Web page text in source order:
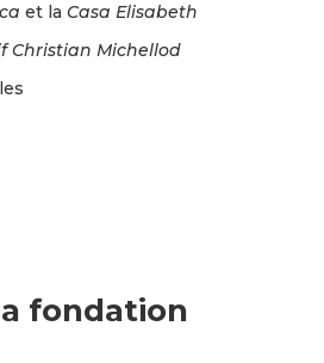
et la Casa Elisabeth
Christian Michellod
fondation